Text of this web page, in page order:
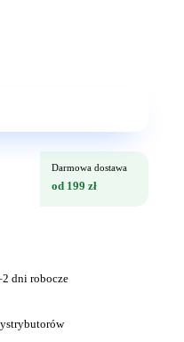
Darmowa dostawa
od 199 zł
dni robocze